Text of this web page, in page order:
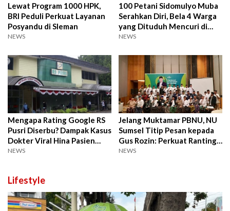
Lewat Program 1000 HPK,
BRI Peduli Perkuat Layanan
Posyandu di Sleman
NEWS
100 Petani Sidomulyo Muba
Serahkan Diri, Bela 4 Warga
yang Dituduh Mencuri di
Kebun Sendiri
NEWS
Mengapa Rating Google RS
Pusri Diserbu? Dampak Kasus
Dokter Viral Hina Pasien
BPJS
NEWS
Jelang Muktamar PBNU, NU
Sumsel Titip Pesan kepada
Gus Rozin: Perkuat Ranting
dan Pesantren
NEWS
Lifestyle